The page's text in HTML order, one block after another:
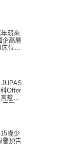
薪來
企高層
位｜
JUPAS
Offer
惹眾
宣稱
不符事
歲少
警預告